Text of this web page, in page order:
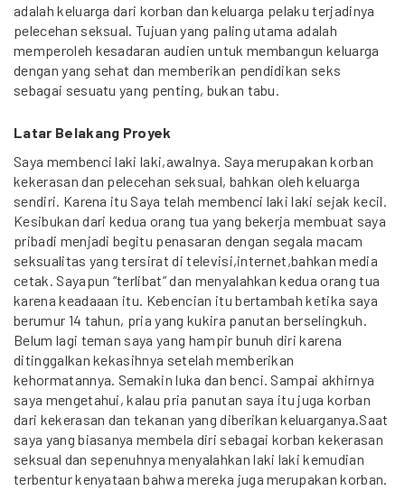
adalah keluarga dari korban dan keluarga pelaku terjadinya
pelecehan seksual. Tujuan yang paling utama adalah
memperoleh kesadaran audien untuk membangun keluarga
dengan yang sehat dan memberikan pendidikan seks
sebagai sesuatu yang penting, bukan tabu.
Latar Belakang Proyek
Saya membenci laki laki,awalnya. Saya merupakan korban
kekerasan dan pelecehan seksual, bahkan oleh keluarga
sendiri. Karena itu Saya telah membenci laki laki sejak kecil.
Kesibukan dari kedua orang tua yang bekerja membuat saya
pribadi menjadi begitu penasaran dengan segala macam
seksualitas yang tersirat di televisi,internet,bahkan media
cetak. Sayapun “terlibat” dan menyalahkan kedua orang tua
karena keadaaan itu. Kebencian itu bertambah ketika saya
berumur 14 tahun, pria yang kukira panutan berselingkuh.
Belum lagi teman saya yang hampir bunuh diri karena
ditinggalkan kekasihnya setelah memberikan
kehormatannya. Semakin luka dan benci. Sampai akhirnya
saya mengetahui, kalau pria panutan saya itu juga korban
dari kekerasan dan tekanan yang diberikan keluarganya.Saat
saya yang biasanya membela diri sebagai korban kekerasan
seksual dan sepenuhnya menyalahkan laki laki kemudian
terbentur kenyataan bahwa mereka juga merupakan korban.